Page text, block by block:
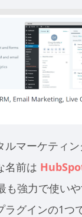
ルマーケティ
名前は
も強力で使い
ラグインの1つ